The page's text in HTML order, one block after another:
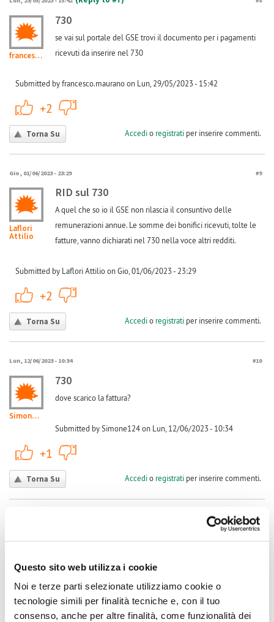
Questo sito web utilizza i cookie
Noi e terze parti selezionate utilizziamo cookie o
tecnologie simili per finalità tecniche e, con il tuo
consenso, anche per altre finalità, come funzionalità dei
francesco.maurano
730
se vai sul portale del GSE trovi il documento per i pagamenti
ricevuti da inserire nel 730
Submitted by francesco.maurano on Lun, 29/05/2023 - 15:42
+2
Torna Su Accedio registratiper inserire commenti.
Gio, 01/06/2023 - 23:29 #9
Laflori
Attilio
RID sul 730
A quel che so io il GSE non rilascia il consuntivo delle
remunerazioni annue. Le somme dei bonifici ricevuti, tolte le
fatture, vanno dichiarati nel 730 nella voce altri redditi.
Submitted by Laflori Attilio on Gio, 01/06/2023 - 23:29
+2
Torna Su Accedio registratiper inserire commenti.
Lun, 12/06/2023 - 10:34 #10
Simone124
730
dove scarico la fattura?
Submitted by Simone124 on Lun, 12/06/2023 - 10:34
+1
Torna Su Accedio registratiper inserire commenti.
#11
claudiosedda198...
730 e dichiarare le eccedenze
possono essere inseriti i bonifici ricevuti, ho contattato il gse e
mi hanno detto che loro non rilasciano cu, cosa devo fare?
Submitted by claudiosedda1980@gmail.com on Lun, 03/07/2023 - 13:14